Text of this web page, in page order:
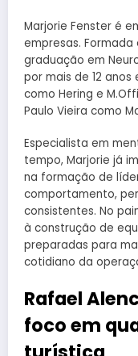
Marjorie Fenster é
empresas.
graduação em
por mais de 12
como Hering e
Paulo Vieira como
Especialista em
tempo, Marjorie já
na formação de
comportamento,
consistentes. No
à construção de
preparadas para
cotidiano da
Rafael
foco em